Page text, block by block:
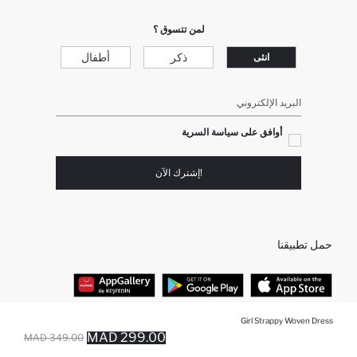
Girl Strappy Woven Dress
349.00 MAD 299.00 MAD
لمن تتسوق ؟
انثى ذكر أطفال
البريد الإلكتروني
أوافق على سياسة السرية
!إشترك الآن
حمل تطبيقنا